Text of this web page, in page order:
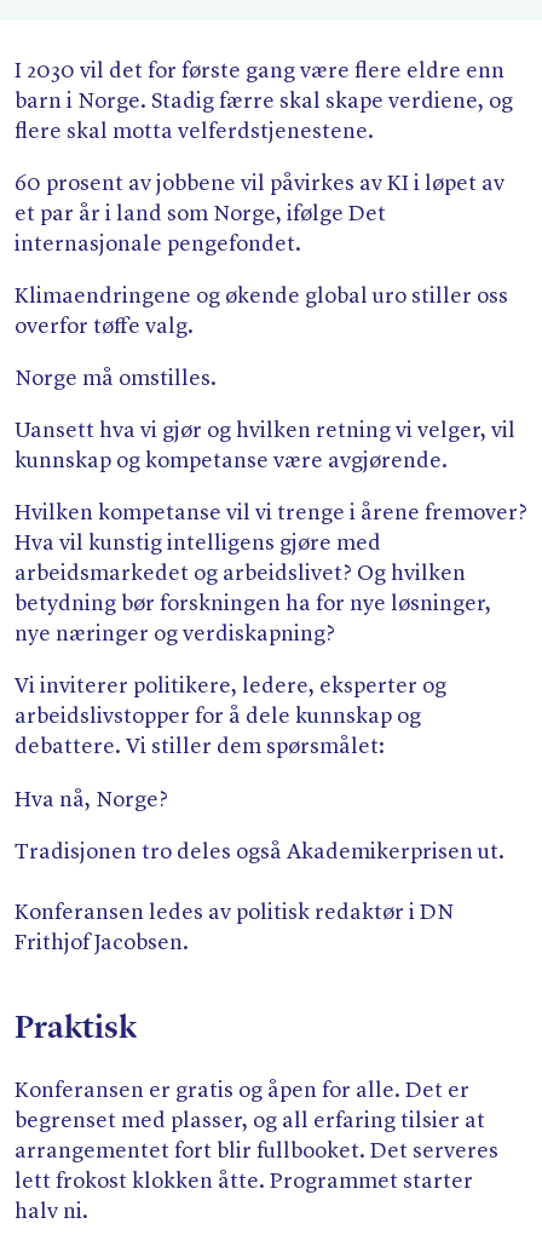
I 2030 vil det for første gang være flere eldre enn
barn i Norge. Stadig færre skal skape verdiene, og
flere skal motta velferdstjenestene.
60 prosent av jobbene vil påvirkes av KI i løpet av
et par år i land som Norge, ifølge Det
internasjonale pengefondet.
Klimaendringene og økende global uro stiller oss
overfor tøffe valg.
Norge må omstilles.
Uansett hva vi gjør og hvilken retning vi velger, vil
kunnskap og kompetanse være avgjørende.
Hvilken kompetanse vil vi trenge i årene fremover?
Hva vil kunstig intelligens gjøre med
arbeidsmarkedet og arbeidslivet? Og hvilken
betydning bør forskningen ha for nye løsninger,
nye næringer og verdiskapning?
Vi inviterer politikere, ledere, eksperter og
arbeidslivstopper for å dele kunnskap og
debattere. Vi stiller dem spørsmålet:
Hva nå, Norge?
Tradisjonen tro deles også Akademikerprisen ut.
Konferansen ledes av politisk redaktør i DN
Frithjof Jacobsen.
Praktisk
Konferansen er gratis og åpen for alle. Det er
begrenset med plasser, og all erfaring tilsier at
arrangementet fort blir fullbooket. Det serveres
lett frokost klokken åtte. Programmet starter
halv ni.